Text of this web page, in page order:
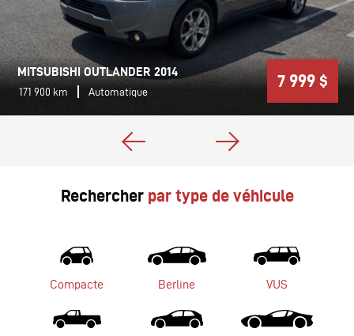
MITSUBISHI OUTLANDER 2014
171 900 km Automatique
7 999 $
Rechercher par type de véhicule
Compacte Berline VUS